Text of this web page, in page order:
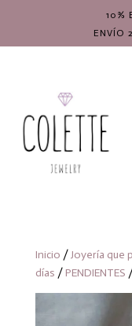
10%
ENVÍO
Inicio /Joyería que
días / PENDIENTES